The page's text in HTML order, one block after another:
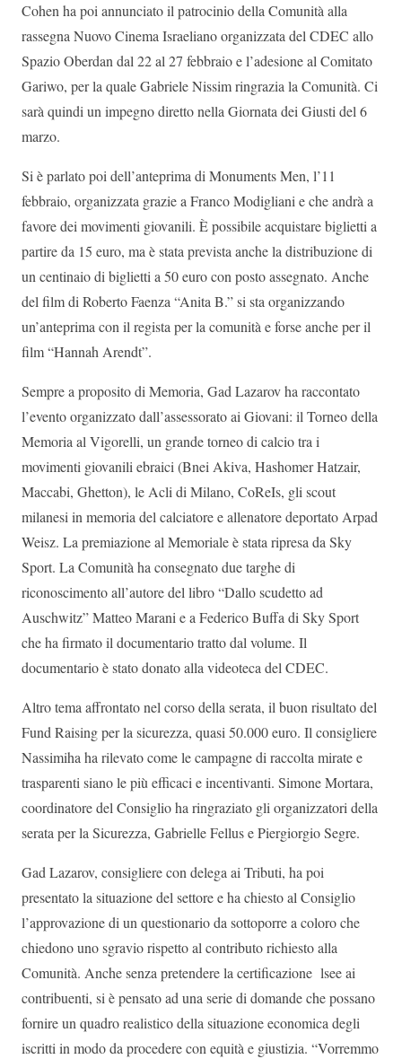
Cohen ha poi annunciato il patrocinio della Comunità alla
rassegna Nuovo Cinema Israeliano organizzata del CDEC allo
Spazio Oberdan dal 22 al 27 febbraio e l’adesione al Comitato
Gariwo, per la quale Gabriele Nissim ringrazia la Comunità. Ci
sarà quindi un impegno diretto nella Giornata dei Giusti del 6
marzo.
Si è parlato poi dell’anteprima di Monuments Men, l’11
febbraio, organizzata grazie a Franco Modigliani e che andrà a
favore dei movimenti giovanili. È possibile acquistare biglietti a
partire da 15 euro, ma è stata prevista anche la distribuzione di
un centinaio di biglietti a 50 euro con posto assegnato. Anche
del film di Roberto Faenza “Anita B.” si sta organizzando
un’anteprima con il regista per la comunità e forse anche per il
film “Hannah Arendt”.
Sempre a proposito di Memoria, Gad Lazarov ha raccontato
l’evento organizzato dall’assessorato ai Giovani: il Torneo della
Memoria al Vigorelli, un grande torneo di calcio tra i
movimenti giovanili ebraici (Bnei Akiva, Hashomer Hatzair,
Maccabi, Ghetton), le Acli di Milano, CoReIs, gli scout
milanesi in memoria del calciatore e allenatore deportato Arpad
Weisz. La premiazione al Memoriale è stata ripresa da Sky
Sport. La Comunità ha consegnato due targhe di
riconoscimento all’autore del libro “Dallo scudetto ad
Auschwitz” Matteo Marani e a Federico Buffa di Sky Sport
che ha firmato il documentario tratto dal volume. Il
documentario è stato donato alla videoteca del CDEC.
Altro tema affrontato nel corso della serata, il buon risultato del
Fund Raising per la sicurezza, quasi 50.000 euro. Il consigliere
Nassimiha ha rilevato come le campagne di raccolta mirate e
trasparenti siano le più efficaci e incentivanti. Simone Mortara,
coordinatore del Consiglio ha ringraziato gli organizzatori della
serata per la Sicurezza, Gabrielle Fellus e Piergiorgio Segre.
Gad Lazarov, consigliere con delega ai Tributi, ha poi
presentato la situazione del settore e ha chiesto al Consiglio
l’approvazione di un questionario da sottoporre a coloro che
chiedono uno sgravio rispetto al contributo richiesto alla
Comunità. Anche senza pretendere la certificazione lsee ai
contribuenti, si è pensato ad una serie di domande che possano
fornire un quadro realistico della situazione economica degli
iscritti in modo da procedere con equità e giustizia. “Vorremmo